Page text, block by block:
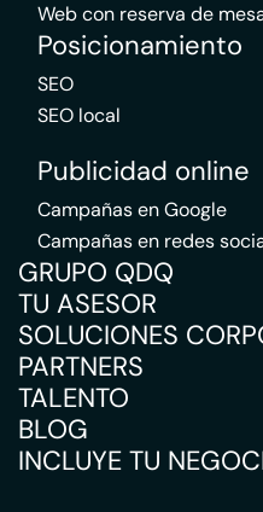
Web con reserva de
Posicionamiento
SEO
SEO local
Publicidad online
Campañas en Google
Campañas en redes
GRUPO QDQ
TU ASESOR
SOLUCIONES
PARTNERS
TALENTO
BLOG
INCLUYE TU